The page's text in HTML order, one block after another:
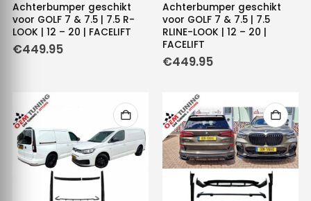
Achterbumper geschikt
voor GOLF 7 & 7.5 | 7.5 R-
LOOK | 12 – 20 | FACELIFT
€449.95
Achterbumper geschikt
voor GOLF 7 & 7.5 | 7.5
RLINE-LOOK | 12 – 20 |
FACELIFT
€449.95